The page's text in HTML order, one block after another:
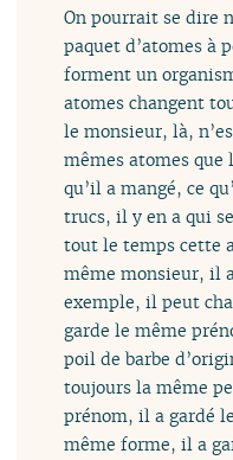
On pourrait se dire
paquet d’atomes à
forment un
atomes changent
le monsieur, là,
mêmes atomes que
qu’il a mangé, ce
trucs, il y en a qui
tout le temps cette
même monsieur, il
exemple, il peut
garde le même
poil de barbe
toujours la même
prénom, il a gardé
même forme, il a